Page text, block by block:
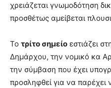
χρειάζεται γνωμοδότηση
προσθέτως αμείβεται
Το τρίτο σημείο εστιάζει
Δημάρχου, την νομικό κα
την σύμβαση που έχει
προσληφθεί για να παρέχει